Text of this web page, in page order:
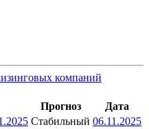
компаний
Прогноз
Дата
Стабильный 06.11.2025